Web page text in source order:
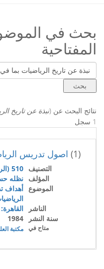
بحث في
المفتاحية
نتائج البحث عن (نبذة عن تاريخ
1 سجل
(1) اصول تدريس
التصنيف 510 (الرياضيات)
المؤلف نظله
الموضوع أهداف
الناشر
سنة النشر
1984
متاح في مكتبة